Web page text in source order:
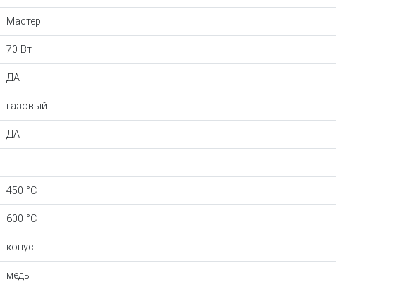
Мастер
70 Вт
ДА
газовый
ДА
450 °С
600 °С
конус
медь